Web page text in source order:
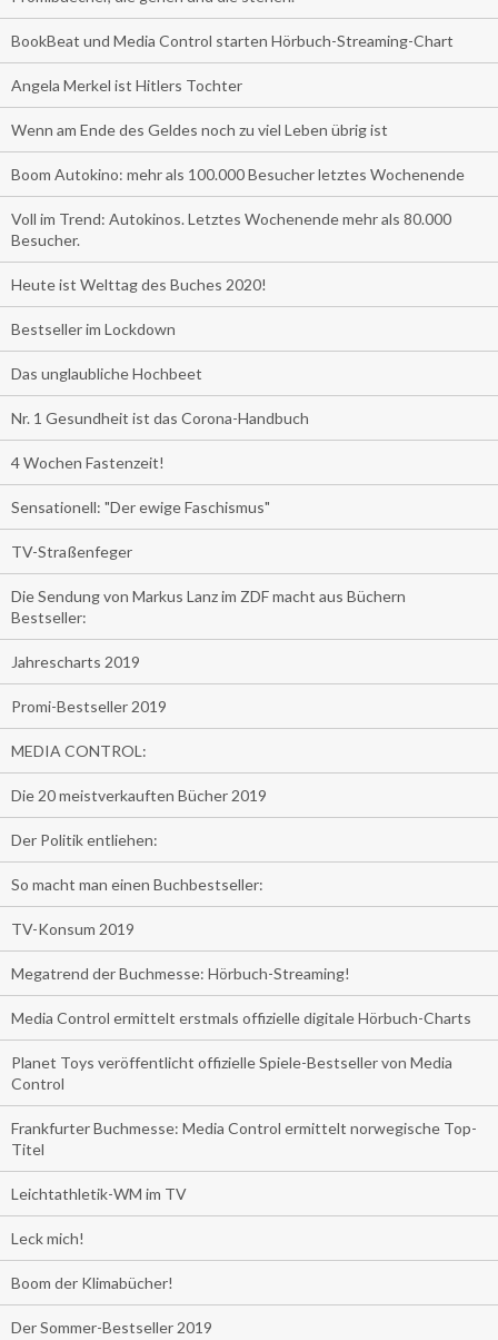
BookBeat und Media Control starten Hörbuch-Streaming-Chart
Angela Merkel ist Hitlers Tochter
Wenn am Ende des Geldes noch zu viel Leben übrig ist
Boom Autokino: mehr als 100.000 Besucher letztes Wochenende
Voll im Trend: Autokinos. Letztes Wochenende mehr als 80.000
Besucher.
Heute ist Welttag des Buches 2020!
Bestseller im Lockdown
Das unglaubliche Hochbeet
Nr. 1 Gesundheit ist das Corona-Handbuch
4 Wochen Fastenzeit!
Sensationell: "Der ewige Faschismus"
TV-Straßenfeger
Die Sendung von Markus Lanz im ZDF macht aus Büchern
Bestseller:
Jahrescharts 2019
Promi-Bestseller 2019
MEDIA CONTROL:
Die 20 meistverkauften Bücher 2019
Der Politik entliehen:
So macht man einen Buchbestseller:
TV-Konsum 2019
Megatrend der Buchmesse: Hörbuch-Streaming!
Media Control ermittelt erstmals offizielle digitale Hörbuch-Charts
Planet Toys veröffentlicht offizielle Spiele-Bestseller von Media
Control
Frankfurter Buchmesse: Media Control ermittelt norwegische Top-
Titel
Leichtathletik-WM im TV
Leck mich!
Boom der Klimabücher!
Der Sommer-Bestseller 2019